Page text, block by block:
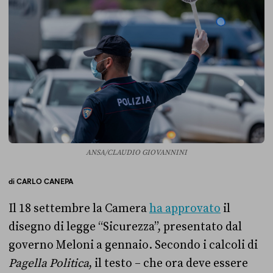
ANSA/CLAUDIO GIOVANNINI
diCARLO CANEPA
Il 18 settembre la Cameraha approvato il
disegno di legge “Sicurezza”, presentato dal
governo Meloni a gennaio. Secondo i calcoli di
Pagella Politica, il testo – che ora deve essere